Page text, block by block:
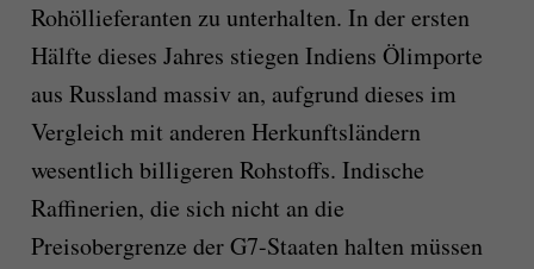
Rohöllieferanten zu unterhalten. In der ersten
Hälfte dieses Jahres stiegen Indiens Ölimporte
aus Russland massiv an, aufgrund dieses im
Vergleich mit anderen Herkunftsländern
wesentlich billigeren Rohstoffs. Indische
Raffinerien, die sich nicht an die
Preisobergrenze der G7-Staaten halten müssen